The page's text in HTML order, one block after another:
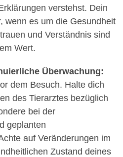
verstehst. Dein
wenn es um die Gesundheit
und Verständnis sind
Wert.
Überwachung:
dem Besuch. Halte dich
des Tierarztes bezüglich
bei der
geplanten
auf Veränderungen im
Zustand deines